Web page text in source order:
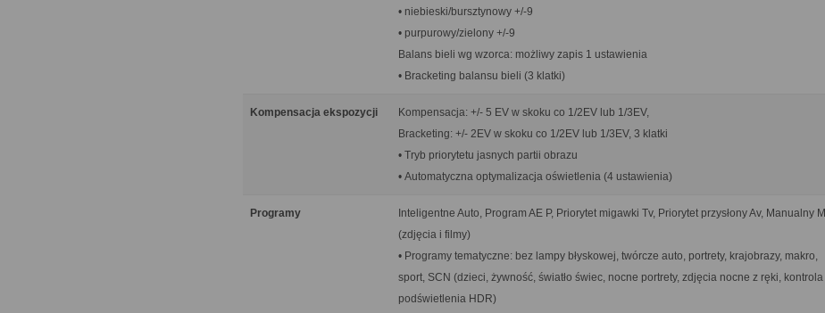
• niebieski/bursztynowy +/-9
• purpurowy/zielony +/-9
Balans bieli wg wzorca: możliwy zapis 1 ustawienia
• Bracketing balansu bieli (3 klatki)
Kompensacja ekspozycji
Kompensacja: +/- 5 EV w skoku co 1/2EV lub 1/3EV,
Bracketing: +/- 2EV w skoku co 1/2EV lub 1/3EV, 3 klatki
• Tryb priorytetu jasnych partii obrazu
• Automatyczna optymalizacja oświetlenia (4 ustawienia)
Programy
Inteligentne Auto, Program AE P, Priorytet migawki Tv, Priorytet przysłony Av, Manualny M
(zdjęcia i filmy)
• Programy tematyczne: bez lampy błyskowej, twórcze auto, portrety, krajobrazy, makro,
sport, SCN (dzieci, żywność, światło świec, nocne portrety, zdjęcia nocne z ręki, kontrola
podświetlenia HDR)